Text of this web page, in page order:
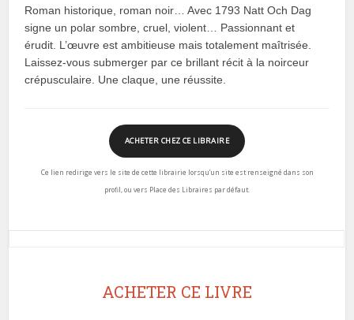
Roman historique, roman noir… Avec 1793 Natt Och Dag
signe un polar sombre, cruel, violent… Passionnant et
érudit. L’œuvre est ambitieuse mais totalement maîtrisée.
Laissez-vous submerger par ce brillant récit à la noirceur
crépusculaire. Une claque, une réussite.
ACHETER CHEZ CE LIBRAIRE
Ce lien redirige vers le site de cette librairie lorsqu’un site est renseigné dans son
profil, ou vers Place des Libraires par défaut.
ACHETER CE LIVRE